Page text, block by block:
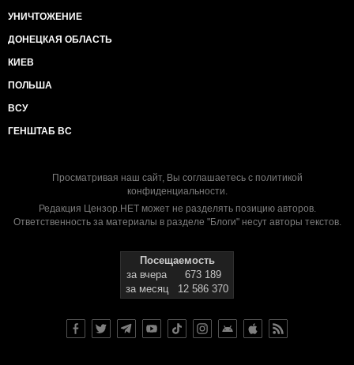
УНИЧТОЖЕНИЕ
ДОНЕЦКАЯ ОБЛАСТЬ
КИЕВ
ПОЛЬША
ВСУ
ГЕНШТАБ ВС
Просматривая наш сайт, Вы соглашаетесь с политикой
конфиденциальности.
Редакция Цензор.НЕТ может не разделять позицию авторов.
Ответственность за материалы в разделе "Блоги" несут авторы текстов.
Посещаемость
за вчера
673 189
за месяц
12 586 370